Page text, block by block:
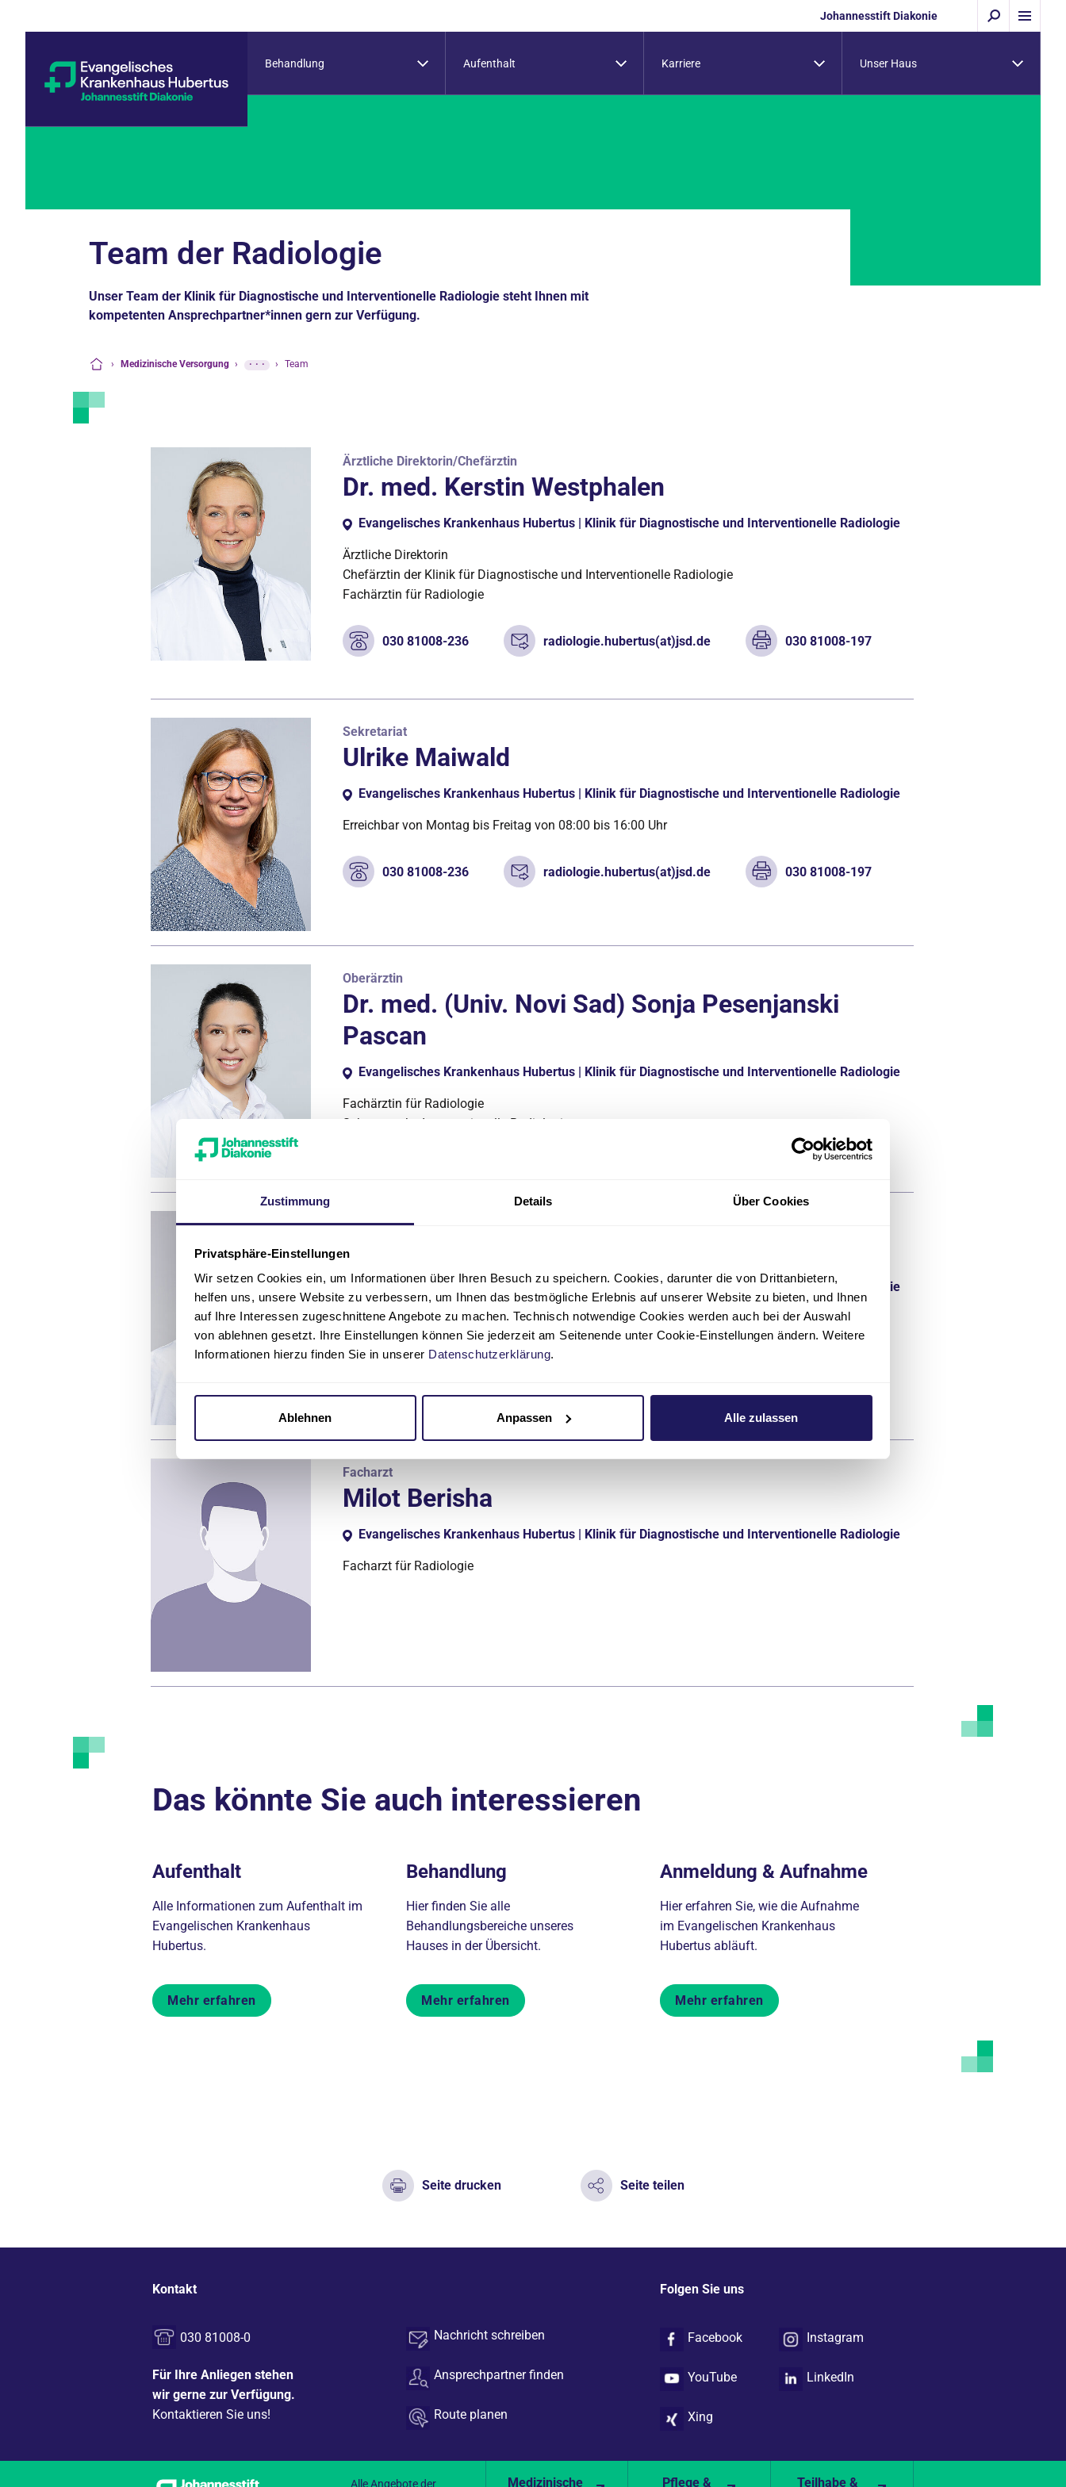
Zustimmung Details Über Cookies
Privatsphäre-Einstellungen
Wir setzen Cookies ein, um Informationen über Ihren Besuch zu speichern. Cookies, darunter die von Drittanbietern,
helfen uns, unsere Website zu verbessern, um Ihnen das bestmögliche Erlebnis auf unserer Website zu bieten, und Ihnen
auf Ihre Interessen zugeschnittene Angebote zu machen. Technisch notwendige Cookies werden auch bei der Auswahl
von ablehnen gesetzt. Ihre Einstellungen können Sie jederzeit am Seitenende unter Cookie-Einstellungen ändern. Weitere
Informationen hierzu finden Sie in unserer Datenschutzerklärung.
Ablehnen Anpassen Alle zulassen
Johannesstift Diakonie
Behandlung Aufenthalt Karriere Unser Haus
Team der Radiologie
Unser Team der Klinik für Diagnostische und Interventionelle Radiologie steht Ihnen mit
kompetenten Ansprechpartner*innen gern zur Verfügung.
› Medizinische Versorgung › ··· › Team
Ärztliche Direktorin/Chefärztin
Dr. med. Kerstin Westphalen
Evangelisches Krankenhaus Hubertus | Klinik für Diagnostische und Interventionelle Radiologie
Ärztliche Direktorin
Chefärztin der Klinik für Diagnostische und Interventionelle Radiologie
Fachärztin für Radiologie
030 81008-236 radiologie.hubertus(at)jsd.de 030 81008-197
Sekretariat
Ulrike Maiwald
Evangelisches Krankenhaus Hubertus | Klinik für Diagnostische und Interventionelle Radiologie
Erreichbar von Montag bis Freitag von 08:00 bis 16:00 Uhr
030 81008-236 radiologie.hubertus(at)jsd.de 030 81008-197
Oberärztin
Dr. med. (Univ. Novi Sad) Sonja Pesenjanski
Pascan
Evangelisches Krankenhaus Hubertus | Klinik für Diagnostische und Interventionelle Radiologie
Fachärztin für Radiologie
Schwerpunkt: Interventionelle Radiologie
Oberärztin
Dr. med. Kristina Kathke
Evangelisches Krankenhaus Hubertus | Klinik für Diagnostische und Interventionelle Radiologie
Fachärztin für Diagnostische Radiologie
Facharzt
Milot Berisha
Evangelisches Krankenhaus Hubertus | Klinik für Diagnostische und Interventionelle Radiologie
Facharzt für Radiologie
Das könnte Sie auch interessieren
Aufenthalt
Alle Informationen zum Aufenthalt im
Evangelischen Krankenhaus
Hubertus.
Mehr erfahren
Behandlung
Hier finden Sie alle
Behandlungsbereiche unseres
Hauses in der Übersicht.
Mehr erfahren
Anmeldung & Aufnahme
Hier erfahren Sie, wie die Aufnahme
im Evangelischen Krankenhaus
Hubertus abläuft.
Mehr erfahren
Seite drucken Seite teilen
Kontakt
030 81008-0
Für Ihre Anliegen stehen
wir gerne zur Verfügung.
Kontaktieren Sie uns!
Nachricht schreiben
Ansprechpartner finden
Route planen
Folgen Sie uns
Facebook Instagram
YouTube LinkedIn
Xing
Alle Angebote der Medizinische Pflege & Teilhabe &